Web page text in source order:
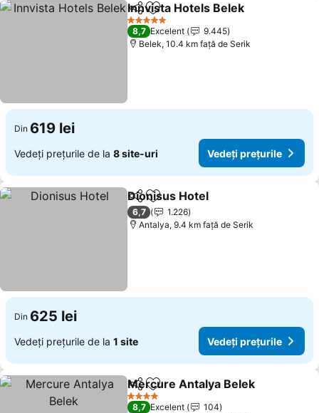
DistribuițiAdăugaţi la favorite
Innvista Hotels Belek
5 Stele
8,7 Excelent
9.445
Belek, 10.4 km faţă de Serik
Din 619 lei
Vedeți prețurile de la 8 site-uri Vedeți prețurile
DistribuițiAdăugaţi la favorite
Dionisus Hotel
6,7
1.226
Antalya, 9.4 km faţă de Serik
Din 625 lei
Vedeți prețurile de la 1 site Vedeți prețurile
DistribuițiAdăugaţi la favorite
Mercure Antalya Belek
4 Stele
8,7 Excelent
104